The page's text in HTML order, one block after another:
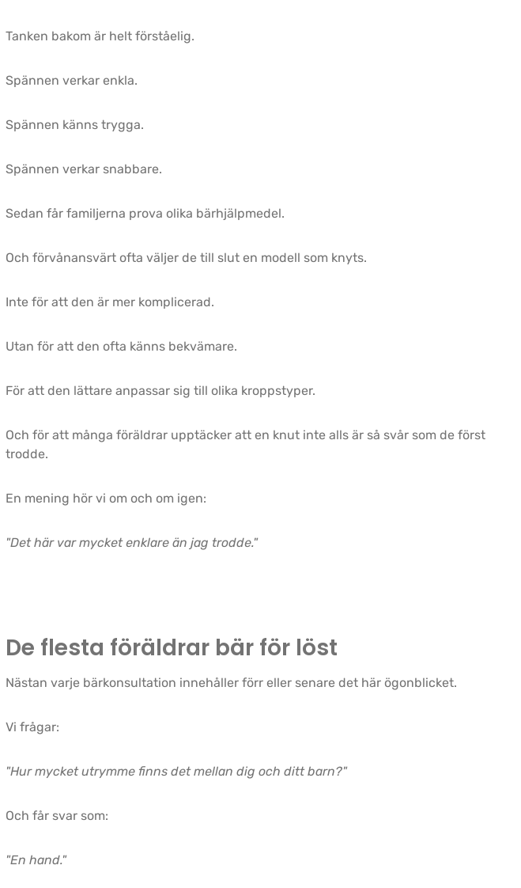
Tanken bakom är helt förståelig.
Spännen verkar enkla.
Spännen känns trygga.
Spännen verkar snabbare.
Sedan får familjerna prova olika bärhjälpmedel.
Och förvånansvärt ofta väljer de till slut en modell som knyts.
Inte för att den är mer komplicerad.
Utan för att den ofta känns bekvämare.
För att den lättare anpassar sig till olika kroppstyper.
Och för att många föräldrar upptäcker att en knut inte alls är så svår som de först
trodde.
En mening hör vi om och om igen:
"Det här var mycket enklare än jag trodde."
De flesta föräldrar bär för löst
Nästan varje bärkonsultation innehåller förr eller senare det här ögonblicket.
Vi frågar:
"Hur mycket utrymme finns det mellan dig och ditt barn?"
Och får svar som:
"En hand."